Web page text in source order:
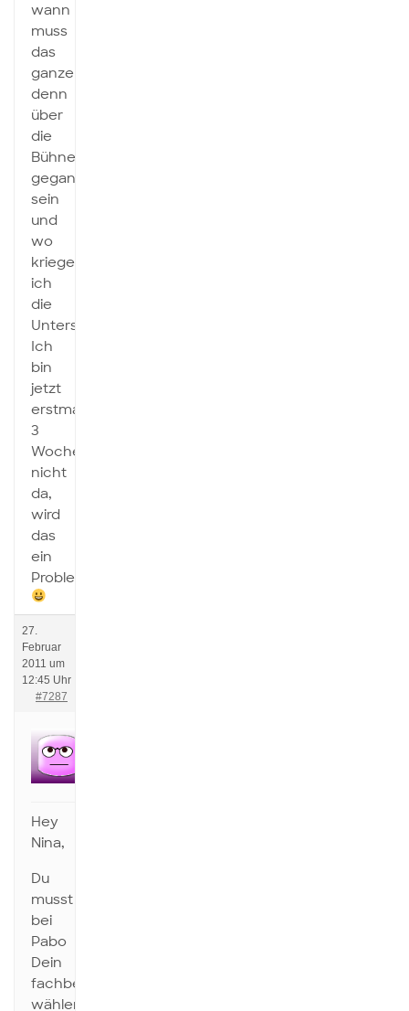
wann
muss
das
ganze
denn
über
die
Bühne
gegangen
sein
und
wo
kriege
ich
die
Unterschrift?
Ich
bin
jetzt
erstmal
3
Wochen
nicht
da,
wird
das
ein
Problem?
27.
Februar
2011 um
12:45 Uhr
#7287
Hey
Nina,
Du
musst
bei
Pabo
Dein
fachbereich
wählen